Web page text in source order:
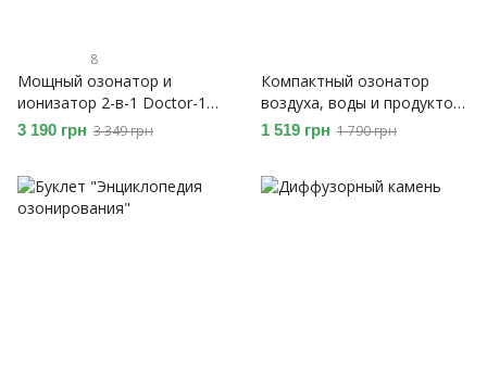
8
Мощный озонатор и
ионизатор 2-в-1 Doctor-101
Skylar для дезинфекции
воздуха, воды, продуктов.
800 мг/час
3 190 грн 3 349 грн
Компактный озонатор
воздуха, воды и продуктов
Doctor-101 Long Life 3-в-1.
7 лет работы без потери
озонирования в подарок.
1 519 грн 1 790 грн